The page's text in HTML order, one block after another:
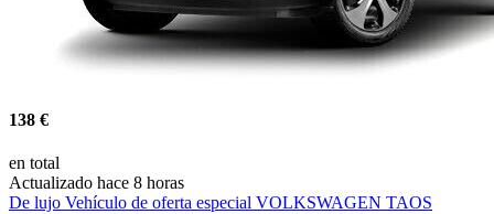
138 €
en total
Actualizado hace 8 horas
De lujo Vehículo de oferta especial VOLKSWAGEN TAOS